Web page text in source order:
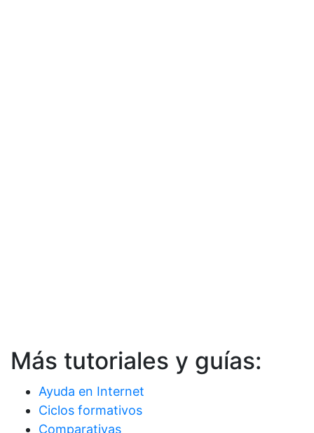
Más tutoriales y guías:
Ayuda en Internet
Ciclos formativos
Comparativas